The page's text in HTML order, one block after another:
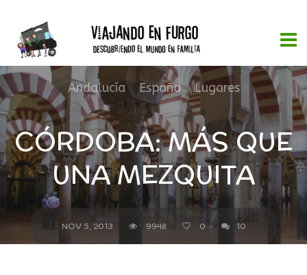
Andalucía,España,Lugares
CÓRDOBA: MÁS QUE
UNA MEZQUITA
NOV 5, 2013 9948 0 10